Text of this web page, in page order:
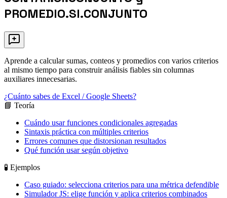
PROMEDIO.SI.CONJUNTO
Aprende a calcular sumas, conteos y promedios con varios criterios
al mismo tiempo para construir análisis fiables sin columnas
auxiliares innecesarias.
¿Cuánto sabes de Excel / Google Sheets?
📘 Teoría
Cuándo usar funciones condicionales agregadas
Sintaxis práctica con múltiples criterios
Errores comunes que distorsionan resultados
Qué función usar según objetivo
🧪 Ejemplos
Caso guiado: selecciona criterios para una métrica defendible
Simulador JS: elige función y aplica criterios combinados